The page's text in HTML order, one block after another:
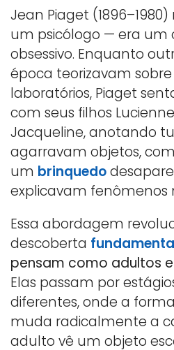
Jean Piaget
um psicólogo — era um
obsessivo. Enquanto
época teorizavam
laboratórios, Piaget
com seus filhos
Jacqueline, anotando
agarravam objetos,
um brinquedo
explicavam fenômenos
Essa abordagem
descoberta
pensam como adultos
Elas passam por
diferentes, onde a
muda radicalmente a
adulto vê um objeto